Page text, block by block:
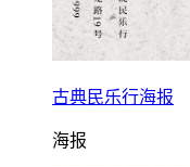
古典民乐行海报
海报